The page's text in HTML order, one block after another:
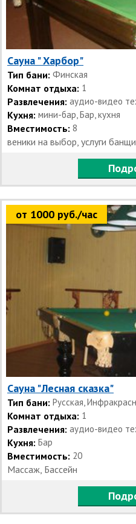
Сауна " Харбор"
Тип бани: Финская
Комнат отдыха: 1
Развлечения: аудио-видео
Кухня: мини-бар, Бар, кухня
Вместимость: 8
веники на выбор, услуги
от 1000 руб./час
Сауна "Лесная сказка"
Тип бани: Русская,
Комнат отдыха: 1
Развлечения: аудио-видео
Кухня: Бар
Вместимость: 20
Массаж, Бассейн